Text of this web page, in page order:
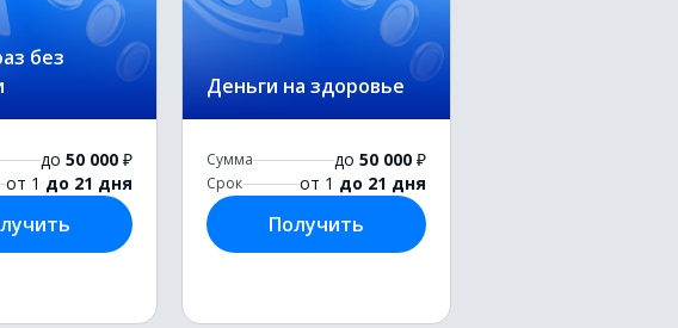
без
до 50 000 ₽
от 1 до 21 дня
Деньги на здоровье
Сумма до 50 000 ₽
Срок от 1 до 21 дня
Получить